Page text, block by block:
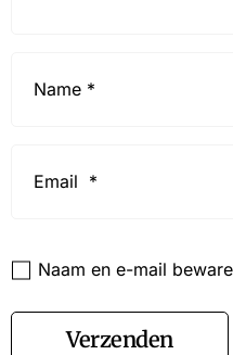
Naam en e-mail
Verzenden